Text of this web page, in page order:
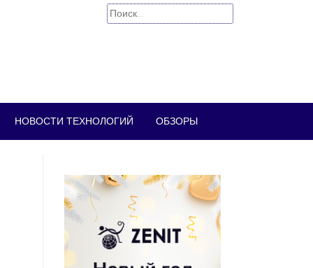
Найти:
НОВОСТИ ТЕХНОЛОГИЙ ОБЗОРЫ